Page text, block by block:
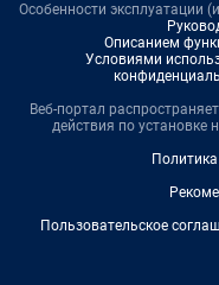
Особенности эксплуатации
Описанием
Условиями
Веб-портал
действия по установке
Пользовательское